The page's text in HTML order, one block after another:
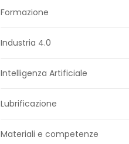
Formazione
Industria 4.0
Intelligenza Artificiale
Lubrificazione
Materiali e competenze